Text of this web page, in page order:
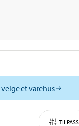
et varehus
TILPASS